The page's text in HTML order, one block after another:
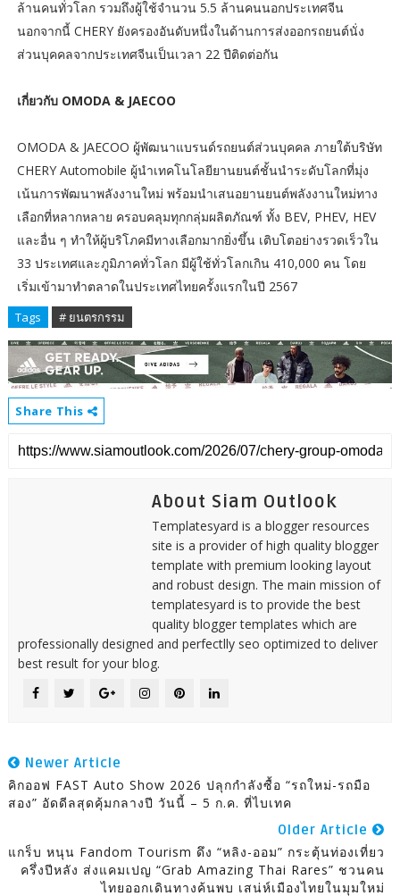
ล้านคนทั่วโลก รวมถึงผู้ใช้จำนวน 5.5 ล้านคนนอกประเทศจีน
นอกจากนี้ CHERY ยังครองอันดับหนึ่งในด้านการส่งออกรถยนต์นั่ง
ส่วนบุคคลจากประเทศจีนเป็นเวลา 22 ปีติดต่อกัน
เกี่ยวกับ OMODA & JAECOO
OMODA & JAECOO ผู้พัฒนาแบรนด์รถยนต์ส่วนบุคคล ภายใต้บริษัท
CHERY Automobile ผู้นำเทคโนโลยียานยนต์ชั้นนำระดับโลกที่มุ่ง
เน้นการพัฒนาพลังงานใหม่ พร้อมนำเสนอยานยนต์พลังงานใหม่ทาง
เลือกที่หลากหลาย ครอบคลุมทุกกลุ่มผลิตภัณฑ์ ทั้ง BEV, PHEV, HEV
และอื่น ๆ ทำให้ผู้บริโภคมีทางเลือกมากยิ่งขึ้น เติบโตอย่างรวดเร็วใน
33 ประเทศและภูมิภาคทั่วโลก มีผู้ใช้ทั่วโลกเกิน 410,000 คน โดย
เริ่มเข้ามาทำตลาดในประเทศไทยครั้งแรกในปี 2567
Tags # ยนตรกรรม
Share This
About Siam Outlook
Templatesyard is a blogger resources
site is a provider of high quality blogger
template with premium looking layout
and robust design. The main mission of
templatesyard is to provide the best
quality blogger templates which are
professionally designed and perfectlly seo optimized to deliver
best result for your blog.
Newer Article
คิกออฟ FAST Auto Show 2026 ปลุกกำลังซื้อ “รถใหม่-รถมือ
สอง” อัดดีลสุดคุ้มกลางปี วันนี้ – 5 ก.ค. ที่ไบเทค
Older Article
แกร็บ หนุน Fandom Tourism ดึง “หลิง-ออม” กระตุ้นท่องเที่ยว
ครึ่งปีหลัง ส่งแคมเปญ “Grab Amazing Thai Rares” ชวนคน
ไทยออกเดินทางค้นพบ เสน่ห์เมืองไทยในมุมใหม่